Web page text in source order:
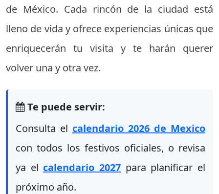
de México. Cada rincón de la ciudad está
lleno de vida y ofrece experiencias únicas que
enriquecerán tu visita y te harán querer
volver una y otra vez.
Te puede servir:
Consulta el calendario 2026 de Mexico
con todos los festivos oficiales, o revisa
ya el calendario 2027 para planificar el
próximo año.